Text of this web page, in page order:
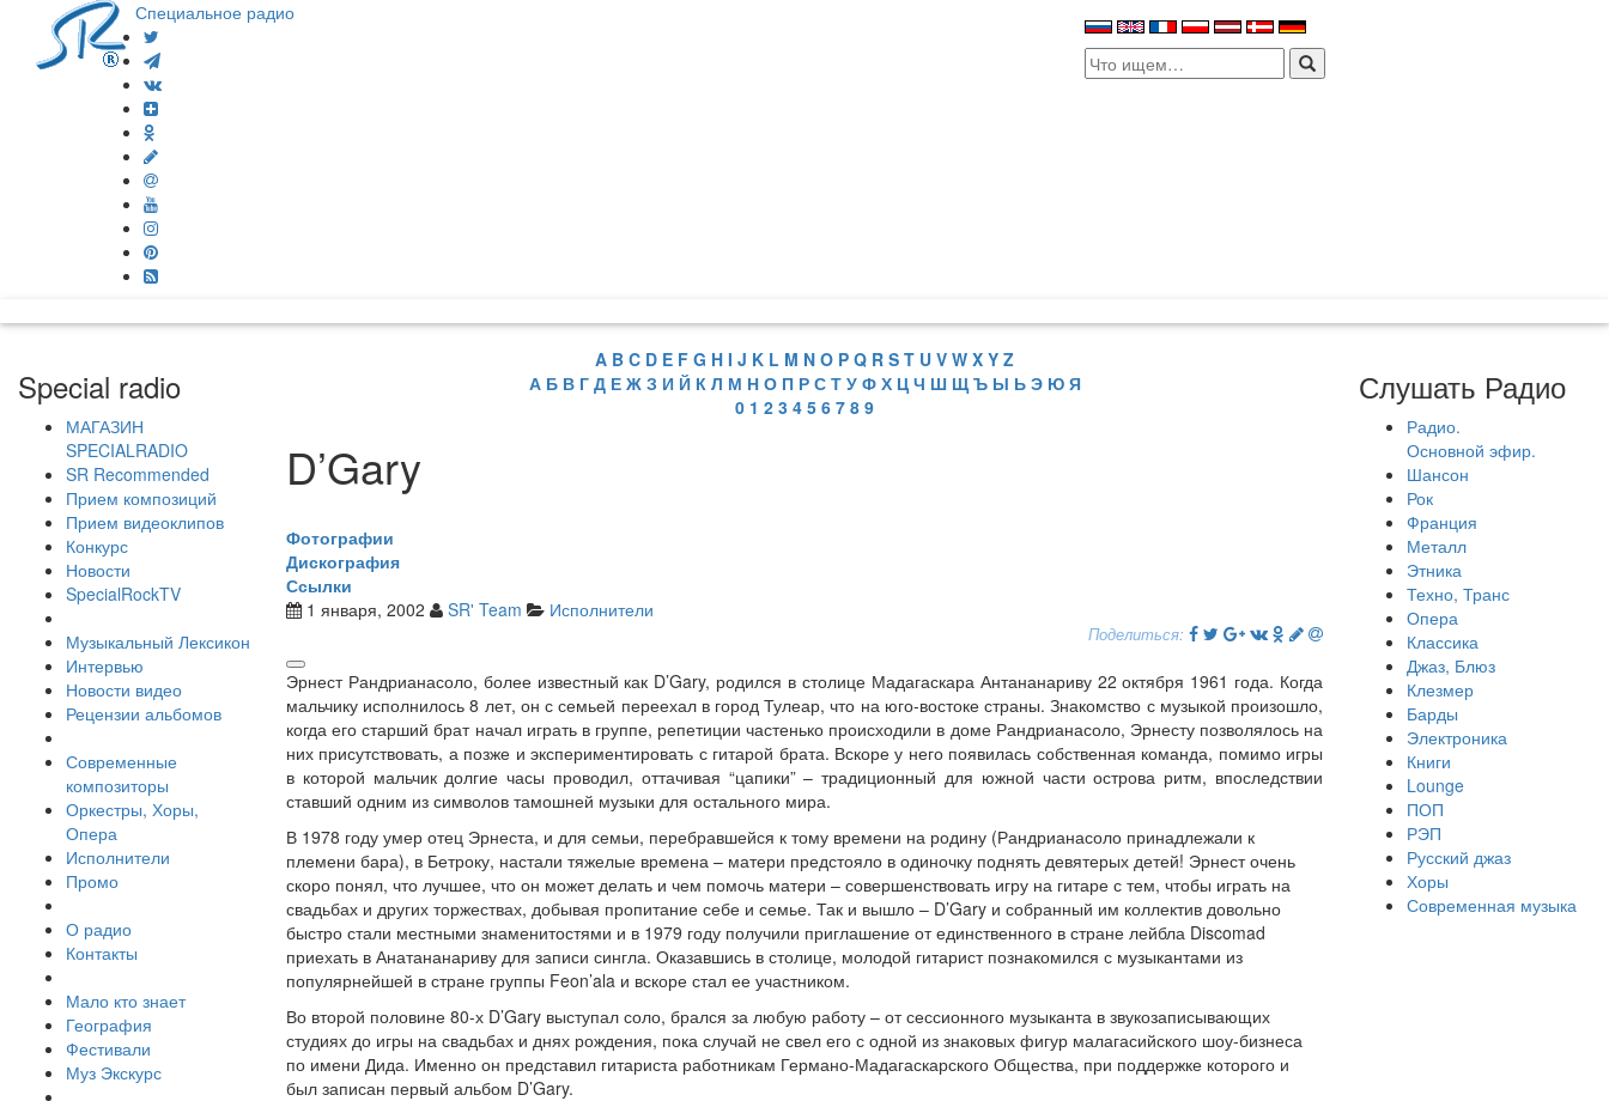
Специальное радио
Search
for:
Special radio
МАГАЗИН
SPECIALRADIO
SR Recommended
Прием композиций
Прием видеоклипов
Конкурс
Новости
SpecialRockTV
Музыкальный Лексикон
Интервью
Новости видео
Рецензии альбомов
Современные
композиторы
Оркестры, Хоры,
Опера
Исполнители
Промо
О радио
Контакты
Мало кто знает
География
Фестивали
Муз Экскурс
A B C D E F G H I J K L M N O P Q R S T U V W X Y Z
А Б В Г Д Е Ж З И Й К Л М Н О П Р С Т У Ф Х Ц Ч Ш Щ Ъ Ы Ь Э Ю Я
0 1 2 3 4 5 6 7 8 9
D’Gary
Фотографии
Дискография
Ссылки
1 января, 2002
SR' Team Исполнители
Поделиться:
Эрнест Рандрианасоло, более известный как D’Gary, родился в столице Мадагаскара Антананариву 22 октября 1961 года. Когда
мальчику исполнилось 8 лет, он с семьей переехал в город Тулеар, что на юго-востоке страны. Знакомство с музыкой произошло,
когда его старший брат начал играть в группе, репетиции частенько происходили в доме Рандрианасоло, Эрнесту позволялось на
них присутствовать, а позже и экспериментировать с гитарой брата. Вскоре у него появилась собственная команда, помимо игры
в которой мальчик долгие часы проводил, оттачивая “цапики” – традиционный для южной части острова ритм, впоследствии
ставший одним из символов тамошней музыки для остального мира.
В 1978 году умер отец Эрнеста, и для семьи, перебравшейся к тому времени на родину (Рандрианасоло принадлежали к
племени бара), в Бетроку, настали тяжелые времена – матери предстояло в одиночку поднять девятерых детей! Эрнест очень
скоро понял, что лучшее, что он может делать и чем помочь матери – совершенствовать игру на гитаре с тем, чтобы играть на
свадьбах и других торжествах, добывая пропитание себе и семье. Так и вышло – D’Gary и собранный им коллектив довольно
быстро стали местными знаменитостями и в 1979 году получили приглашение от единственного в стране лейбла Discomad
приехать в Анатананариву для записи сингла. Оказавшись в столице, молодой гитарист познакомился с музыкантами из
популярнейшей в стране группы Feon’ala и вскоре стал ее участником.
Во второй половине 80-х D’Gary выступал соло, брался за любую работу – от сессионного музыканта в звукозаписывающих
студиях до игры на свадьбах и днях рождения, пока случай не свел его с одной из знаковых фигур малагасийского шоу-бизнеса
по имени Дида. Именно он представил гитариста работникам Германо-Мадагаскарского Общества, при поддержке которого и
был записан первый альбом D’Gary.
Слушать Радио
Радио.
Основной эфир.
Шансон
Рок
Франция
Металл
Этника
Техно, Транс
Опера
Классика
Джаз, Блюз
Клезмер
Барды
Электроника
Книги
Lounge
ПОП
РЭП
Русский джаз
Хоры
Современная музыка